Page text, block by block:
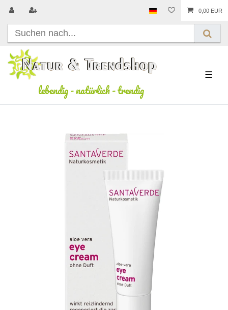
0,00 EUR
lebendig-natürlich-trendig
☰